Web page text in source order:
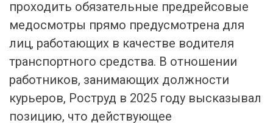
проходить обязательные предрейсовые
медосмотры прямо предусмотрена для
лиц, работающих в качестве водителя
транспортного средства. В отношении
работников, занимающих должности
курьеров, Роструд в 2025 году высказывал
позицию, что действующее